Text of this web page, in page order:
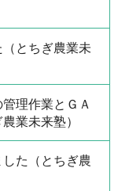
とちぎ農業未
理作業とＧＡ
業未来塾）
た（とちぎ農